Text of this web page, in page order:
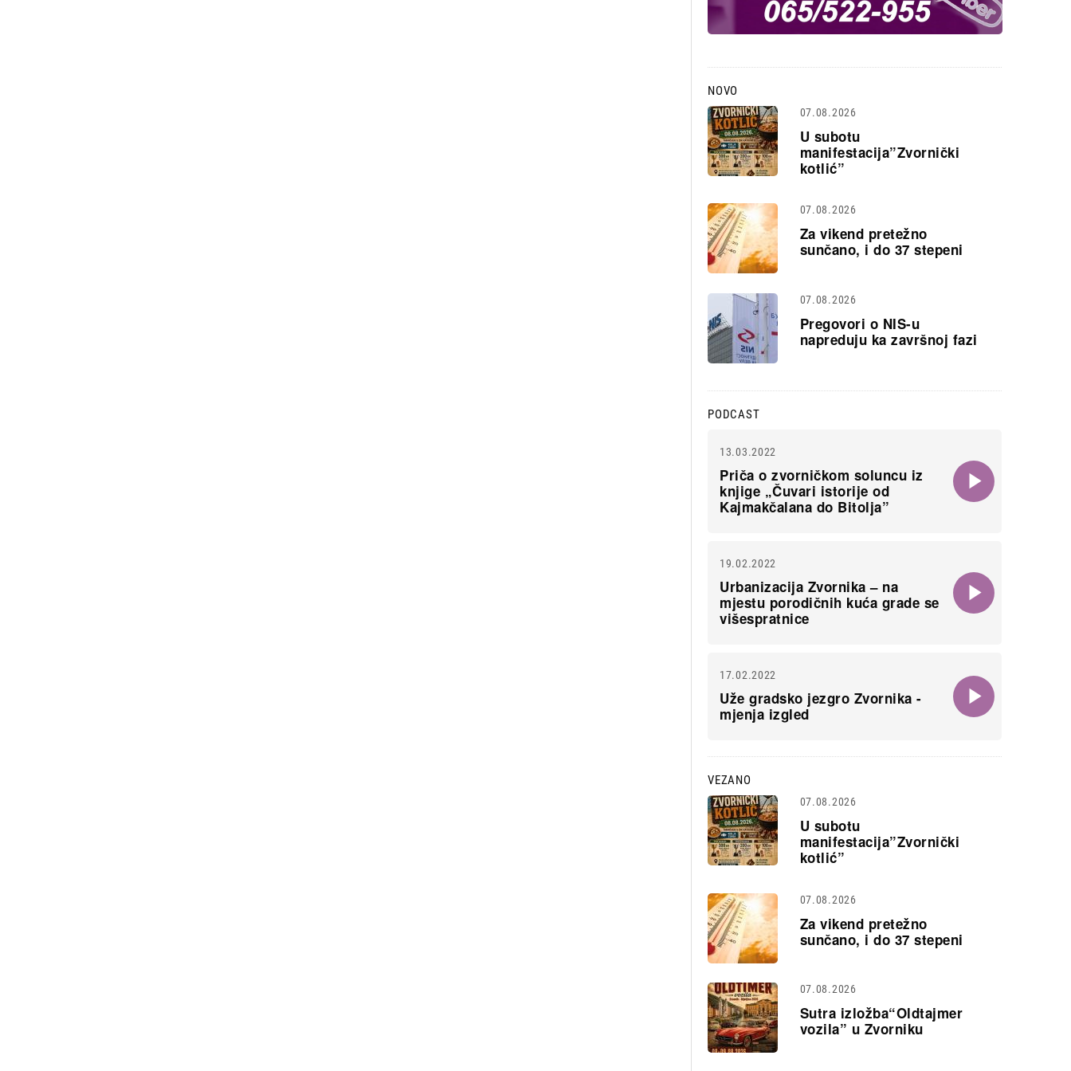
NOVO
07.08.2026
U subotu
manifestacija”Zvornički
kotlić”
07.08.2026
Za vikend pretežno
sunčano, i do 37 stepeni
07.08.2026
Pregovori o NIS-u
napreduju ka završnoj fazi
PODCAST
13.03.2022
Priča o zvorničkom soluncu iz
knjige „Čuvari istorije od
Kajmakčalana do Bitolja”
19.02.2022
Urbanizacija Zvornika – na
mjestu porodičnih kuća grade se
višespratnice
17.02.2022
Uže gradsko jezgro Zvornika -
mjenja izgled
VEZANO
07.08.2026
U subotu
manifestacija”Zvornički
kotlić”
07.08.2026
Za vikend pretežno
sunčano, i do 37 stepeni
07.08.2026
Sutra izložba“Oldtajmer
vozila” u Zvorniku